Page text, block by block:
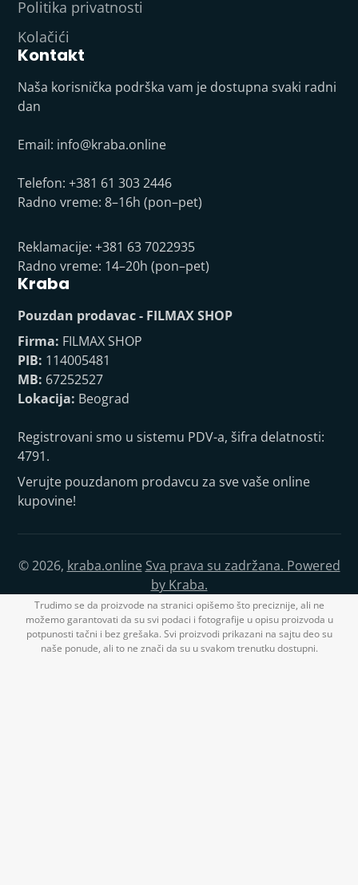
Politika privatnosti
Kolačići
Kontakt
Naša korisnička podrška vam je dostupna svaki radni
dan
Email: info@kraba.online
Telefon: +381 61 303 2446
Radno vreme: 8–16h (pon–pet)
Reklamacije: +381 63 7022935
Radno vreme: 14–20h (pon–pet)
Kraba
Pouzdan prodavac - FILMAX SHOP
Firma: FILMAX SHOP
PIB: 114005481
MB: 67252527
Lokacija: Beograd
Registrovani smo u sistemu PDV-a, šifra delatnosti:
4791.
Verujte pouzdanom prodavcu za sve vaše online
kupovine!
© 2026, kraba.online Sva prava su zadržana. Powered
by Kraba.
Trudimo se da proizvode na stranici opišemo što preciznije, ali ne
možemo garantovati da su svi podaci i fotografije u opisu proizvoda u
potpunosti tačni i bez grešaka. Svi proizvodi prikazani na sajtu deo su
naše ponude, ali to ne znači da su u svakom trenutku dostupni.